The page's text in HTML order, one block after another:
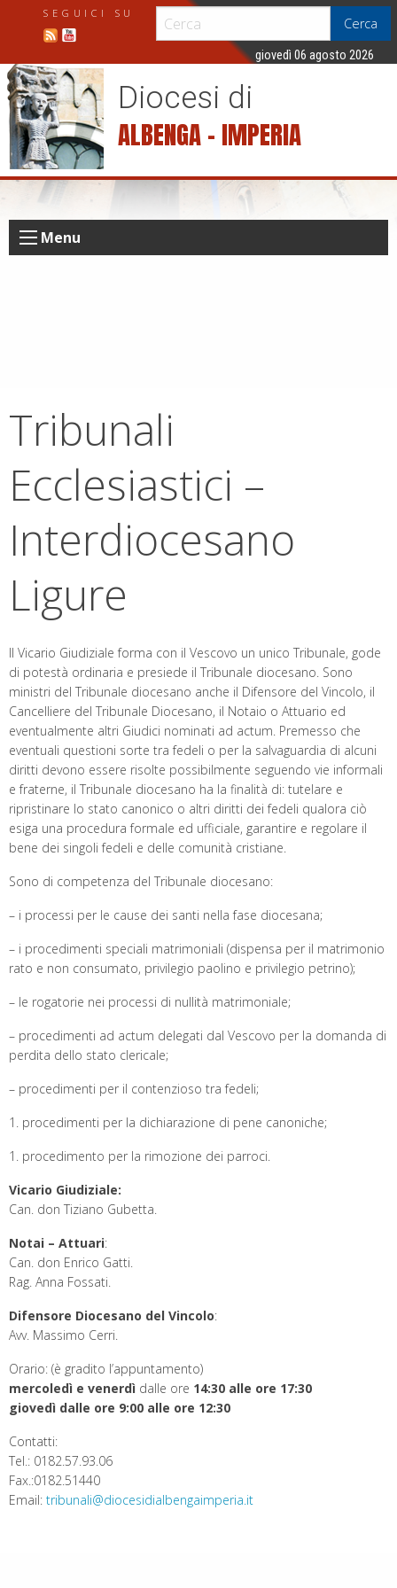
p
n
Cerca
SEGUICI SU
giovedì 06 agosto 2026
Diocesi di
ALBENGA – IMPERIA
Menu
Tribunali
Ecclesiastici –
Interdiocesano
Ligure
Il Vicario Giudiziale forma con il Vescovo un unico Tribunale, gode
di potestà ordinaria e presiede il Tribunale diocesano. Sono
ministri del Tribunale diocesano anche il Difensore del Vincolo, il
Cancelliere del Tribunale Diocesano, il Notaio o Attuario ed
eventualmente altri Giudici nominati ad actum. Premesso che
eventuali questioni sorte tra fedeli o per la salvaguardia di alcuni
diritti devono essere risolte possibilmente seguendo vie informali
e fraterne, il Tribunale diocesano ha la finalità di: tutelare e
ripristinare lo stato canonico o altri diritti dei fedeli qualora ciò
esiga una procedura formale ed ufficiale, garantire e regolare il
bene dei singoli fedeli e delle comunità cristiane.
Sono di competenza del Tribunale diocesano:
– i processi per le cause dei santi nella fase diocesana;
– i procedimenti speciali matrimoniali (dispensa per il matrimonio
rato e non consumato, privilegio paolino e privilegio petrino);
– le rogatorie nei processi di nullità matrimoniale;
– procedimenti ad actum delegati dal Vescovo per la domanda di
perdita dello stato clericale;
– procedimenti per il contenzioso tra fedeli;
1. procedimenti per la dichiarazione di pene canoniche;
1. procedimento per la rimozione dei parroci.
Vicario Giudiziale:
Can. don Tiziano Gubetta.
Notai – Attuari:
Can. don Enrico Gatti.
Rag. Anna Fossati.
Difensore Diocesano del Vincolo:
Avv. Massimo Cerri.
Orario: (è gradito l’appuntamento)
mercoledì e venerdì dalle ore 14:30 alle ore 17:30
giovedì dalle ore 9:00 alle ore 12:30
Contatti:
Tel.: 0182.57.93.06
Fax.:0182.51440
Email: tribunali@diocesidialbengaimperia.it